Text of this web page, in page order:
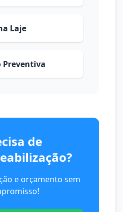
Laje
Preventiva
de
e orçamento sem